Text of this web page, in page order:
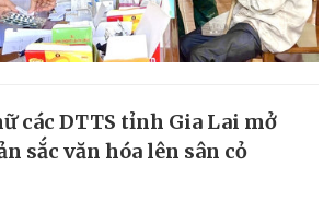
các DTTS tỉnh Gia Lai mở
sắc văn hóa lên sân cỏ